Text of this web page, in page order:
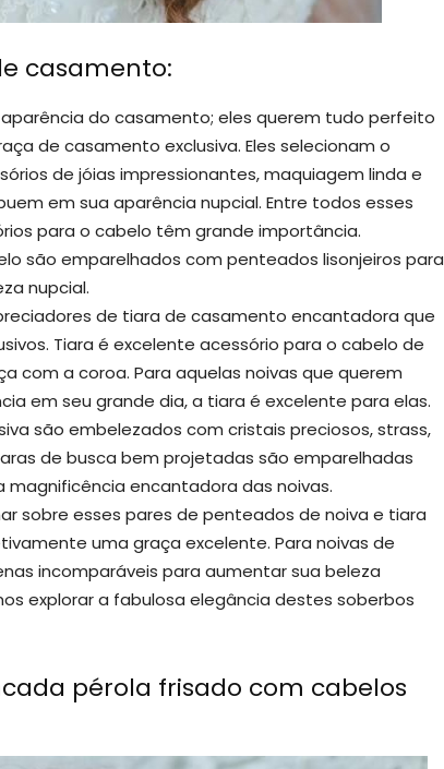
casamento:
do casamento; eles querem tudo perfeito
de casamento exclusiva. Eles selecionam o
de jóias impressionantes, maquiagem linda e
em sua aparência nupcial. Entre todos esses
para o cabelo têm grande importância.
são emparelhados com penteados lisonjeiros para
nupcial.
de tiara de casamento encantadora que
Tiara é excelente acessório para o cabelo de
com a coroa. Para aquelas noivas que querem
em seu grande dia, a tiara é excelente para elas.
são embelezados com cristais preciosos, strass,
de busca bem projetadas são emparelhadas
encantadora das noivas.
sobre esses pares de penteados de noiva e tiara
uma graça excelente. Para noivas de
incomparáveis ​​para aumentar sua beleza
explorar a fabulosa elegância destes soberbos
pérola frisado com cabelos